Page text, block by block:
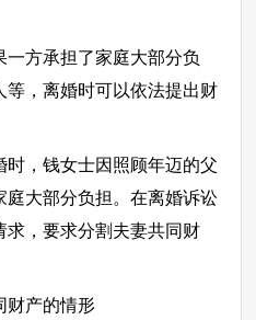
方承担了家庭大部分负
，离婚时可以依法提出财
，钱女士因照顾年迈的父
大部分负担。在离婚诉讼
求，要求分割夫妻共同财
财产的情形